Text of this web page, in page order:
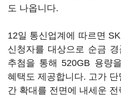
도 나옵니다.
12일 통신업계에 따르면
신청자를 대상으로 순금
추첨을 통해 520GB 용량
혜택도 제공합니다. 고가
간 확대를 전면에 내세운 전